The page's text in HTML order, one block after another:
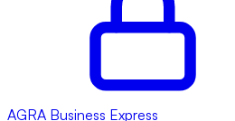
AGRA Business Express